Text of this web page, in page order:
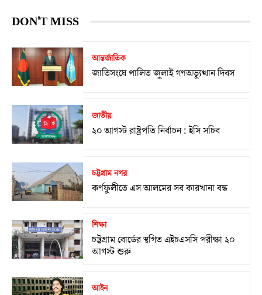
DON'T MISS
আন্তর্জাতিক
জাতিসংঘে পালিত জুলাই গণঅভ্যুত্থান দিবস
জাতীয়
২০ আগস্ট রাষ্ট্রপতি নির্বাচন : ইসি সচিব
চট্টগ্রাম নগর
কর্ণফুলীতে এস আলমের সব কারখানা বন্ধ
শিক্ষা
চট্টগ্রাম বোর্ডের স্থগিত এইচএসসি পরীক্ষা ২০
আগস্ট শুরু
আইন